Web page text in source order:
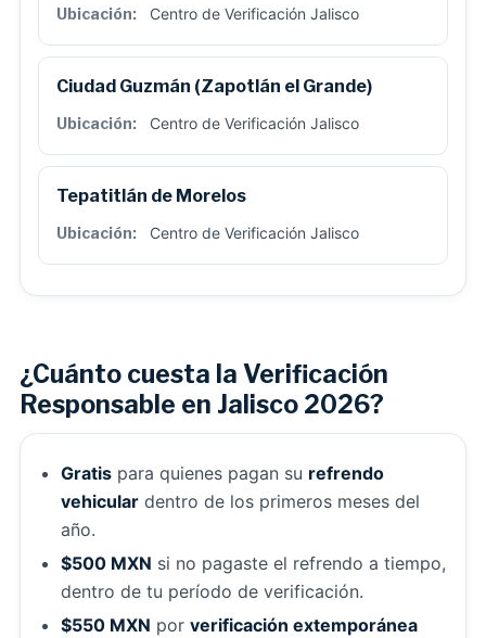
Centro de Verificación Jalisco
Ciudad Guzmán (Zapotlán el Grande)
Centro de Verificación Jalisco
Tepatitlán de Morelos
Centro de Verificación Jalisco
¿Cuánto cuesta la Verificación
Responsable en Jalisco 2026?
Gratispara quienes pagan su refrendo
vehiculardentro de los primeros meses del
año.
$500 MXN si no pagaste el refrendo a tiempo,
dentro de tu período de verificación.
$550 MXN por verificación extemporánea